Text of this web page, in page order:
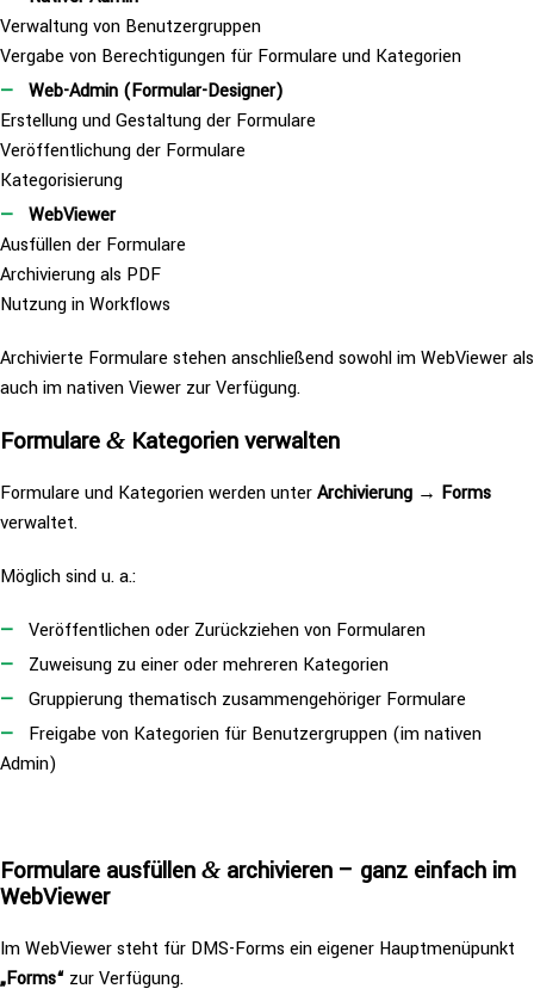
Ver­wal­tung von Benutzergruppen
Vergabe von Berech­ti­gun­gen für Formulare und Kategorien
Web-Admin (Formular-Designer)
Erstel­lung und Gestal­tung der Formulare
Ver­öf­fent­li­chung der Formulare
Kategorisierung
WebViewer
Ausfüllen der Formulare
Archi­vie­rung als PDF
Nutzung in Workflows
Archi­vier­te Formulare stehen anschlie­ßend sowohl im WebViewer als
auch im nativen Viewer zur Verfügung.
Formulare & Kate­go­rien verwalten
Formulare und Kate­go­rien werden unterArchi­vie­rung → Forms
verwaltet.
Möglich sind u. a.:
Ver­öf­fent­li­chen oder Zurück­zie­hen von Formularen
Zuweisung zu einer oder mehreren Kategorien
Grup­pie­rung the­ma­tisch zusam­men­ge­hö­ri­ger Formulare
Freigabe von Kate­go­rien für Benut­zer­grup­pen (im nativen
Admin)
Formulare ausfüllen & archi­vie­ren – ganz einfach im
WebViewer
Im WebViewer steht für DMS-Forms ein eigener Haupt­me­nü­punkt
„Forms“ zur Verfügung.